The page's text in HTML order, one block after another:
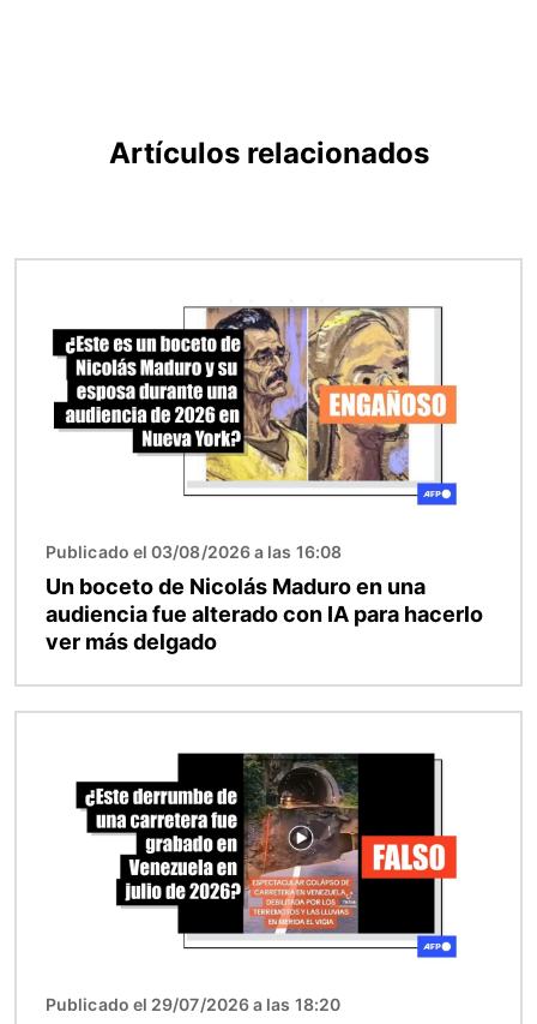
Artículos relacionados
Publicado el 03/08/2026 a las 16:08
Un boceto de Nicolás Maduro en una
audiencia fue alterado con IA para hacerlo
ver más delgado
Publicado el 29/07/2026 a las 18:20